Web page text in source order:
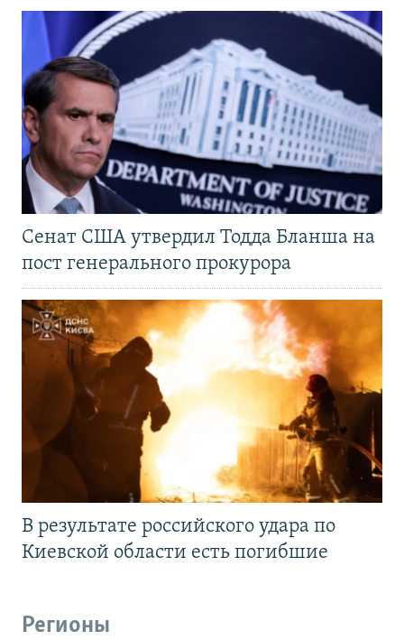
Сенат США утвердил Тодда Бланша на
пост генерального прокурора
В результате российского удара по
Киевской области есть погибшие
Регионы